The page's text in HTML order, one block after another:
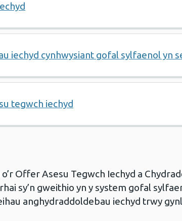
iechyd cynhwysiant gofal sylfaenol yn
tegwch iechyd
Offer Asesu Tegwch Iechyd a
sy’n gweithio yn y system gofal
anghydraddoldebau iechyd trwy